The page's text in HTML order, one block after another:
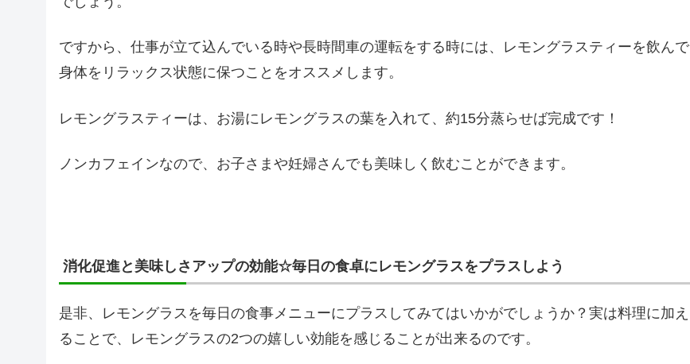
ですから、仕事が立て込んでいる時や長時間車の運転をする時には、レモングラスティーを飲んで
身体をリラックス状態に保つことをオススメします。
レモングラスティーは、お湯にレモングラスの葉を入れて、約15分蒸らせば完成です！
ノンカフェインなので、お子さまや妊婦さんでも美味しく飲むことができます。
消化促進と美味しさアップの効能☆毎日の食卓にレモングラスをプラスしよう
是非、レモングラスを毎日の食事メニューにプラスしてみてはいかがでしょうか？実は料理に加え
ることで、レモングラスの2つの嬉しい効能を感じることが出来るのです。